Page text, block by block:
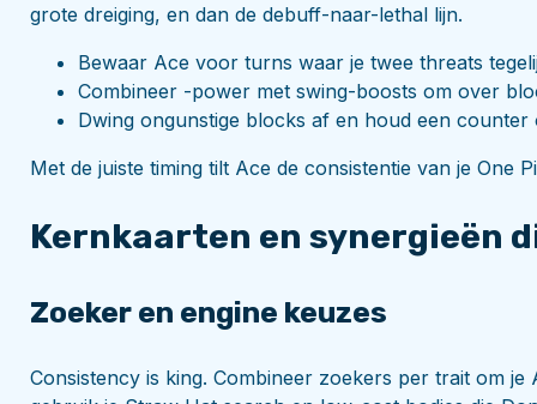
grote dreiging, en dan de debuff-naar-lethal lijn.
Bewaar Ace voor turns waar je twee threats
Combineer -power met swing-boosts om over
Dwing ongunstige blocks af en houd een
Met de juiste timing tilt Ace de consistentie van je One
Kernkaarten en synergieën
Zoeker en engine keuzes
Consistency is king. Combineer zoekers per trait om